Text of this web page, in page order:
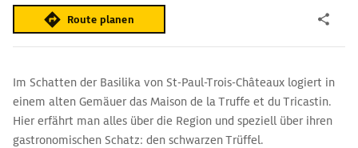
Route planen
Im Schatten der Basilika von St-Paul-Trois-Châteaux logiert in
einem alten Gemäuer das Maison de la Truffe et du Tricastin.
Hier erfährt man alles über die Region und speziell über ihren
gastronomischen Schatz: den schwarzen Trüffel.